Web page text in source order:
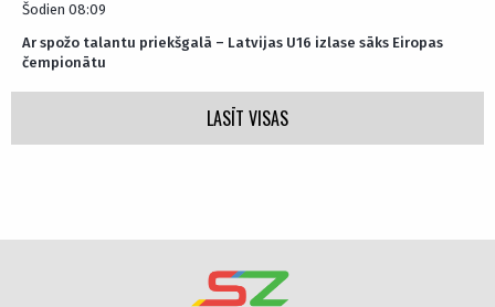
Šodien 08:09
Ar spožo talantu priekšgalā – Latvijas U16 izlase sāks Eiropas
čempionātu
LASĪT VISAS